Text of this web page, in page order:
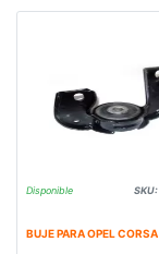
Disponible SKU:
BUJE PARA OPEL CORSA